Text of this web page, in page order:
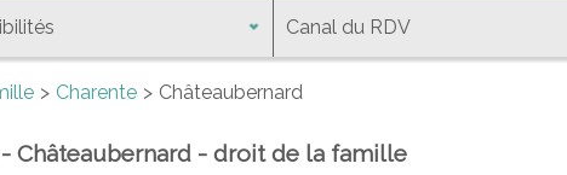
Charente Châteaubernard
Châteaubernard - droit de la famille